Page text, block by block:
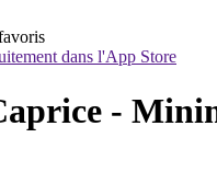
dans l'App Store
-